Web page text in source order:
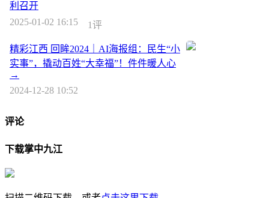
利召开
2025-01-02 16:15
1评
精彩江西 回眸2024｜AI海报组：民生“小
实事”，撬动百姓“大幸福”！件件暖人心
→
2024-12-28 10:52
评论
下载掌中九江